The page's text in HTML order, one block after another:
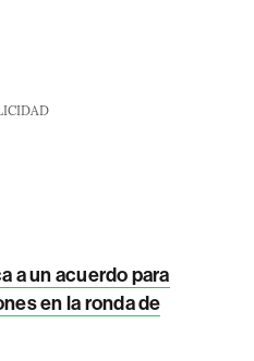
a un acuerdo para
en la ronda de